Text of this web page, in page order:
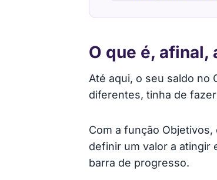
O que é, afinal,
Até aqui, o seu saldo no
diferentes, tinha de
Com a função
definir um valor a atingir
barra de progresso.